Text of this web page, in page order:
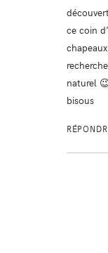
ce coin
naturel
bisous